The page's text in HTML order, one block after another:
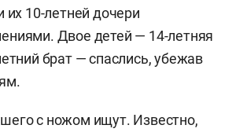
их 10-летней дочери
Двое детей — 14-летняя
брат — спаслись, убежав
с ножом ищут. Известно,